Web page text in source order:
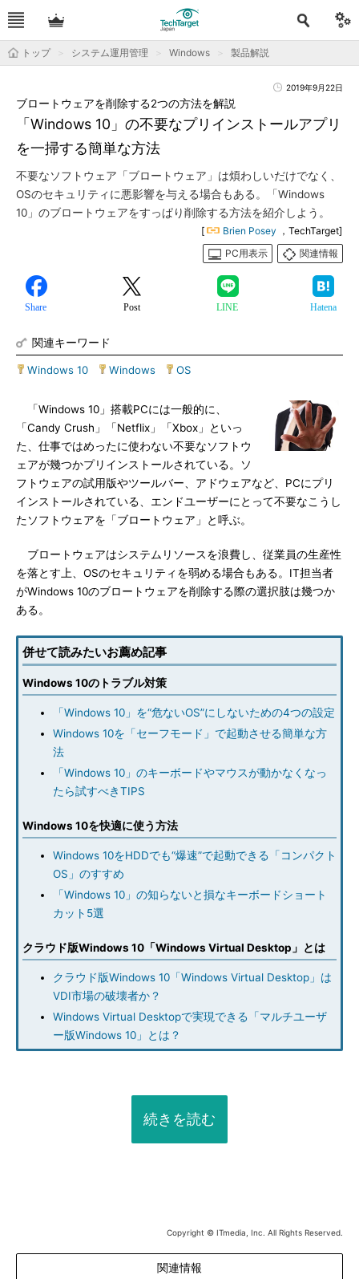
トップ システム運用管理 Windows 製品解説
2019年9月22日
「Windows 10」の不要なプリインストールアプリ
を一掃する簡単な方法
ブロートウェアを削除する2つの方法を解説
不要なソフトウェア「ブロートウェア」は煩わしいだけでなく、
OSのセキュリティに悪影響を与える場合もある。「Windows
10」のブロートウェアをすっぱり削除する方法を紹介しよう。
[ Brien Posey ，TechTarget]
PC用表示
関連情報
Share Post LINE Hatena
関連キーワード
Windows 10 Windows OS
「Windows 10」搭載PCには一般的に、
「Candy Crush」「Netflix」「Xbox」といっ
た、仕事ではめったに使わない不要なソフトウ
ェアが幾つかプリインストールされている。ソ
フトウェアの試用版やツールバー、アドウェアなど、PCにプリ
インストールされている、エンドユーザーにとって不要なこうし
たソフトウェアを「ブロートウェア」と呼ぶ。
ブロートウェアはシステムリソースを浪費し、従業員の生産性
を落とす上、OSのセキュリティを弱める場合もある。IT担当者
がWindows 10のブロートウェアを削除する際の選択肢は幾つか
ある。
併せて読みたいお薦め記事
Windows 10のトラブル対策
「Windows 10」を“危ないOS”にしないための4つの設定
Windows 10を「セーフモード」で起動させる簡単な方
法
「Windows 10」のキーボードやマウスが動かなくなっ
たら試すべきTIPS
Windows 10を快適に使う方法
Windows 10をHDDでも“爆速”で起動できる「コンパクト
OS」のすすめ
「Windows 10」の知らないと損なキーボードショート
カット5選
クラウド版Windows 10「Windows Virtual Desktop」とは
クラウド版Windows 10「Windows Virtual Desktop」は
VDI市場の破壊者か？
Windows Virtual Desktopで実現できる「マルチユーザ
ー版Windows 10」とは？
続きを読む
Copyright © ITmedia, Inc. All Rights Reserved.
関連情報